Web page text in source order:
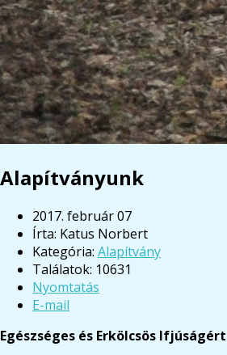
Alapítványunk
2017. február 07
Írta: Katus Norbert
Kategória: Alapítvány
Találatok: 10631
Nyomtatás
E-mail
Egészséges és Erkölcsös